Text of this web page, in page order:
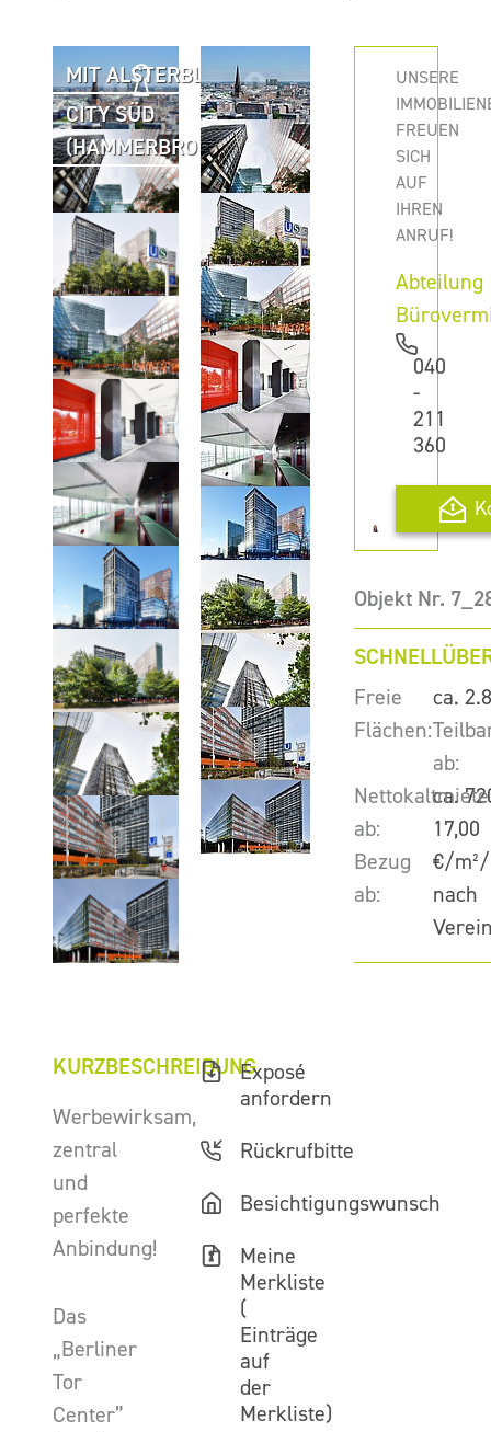
MIT ALSTERBLICK
CITY SÜD
(HAMMERBROOK)
UNSERE
FREUEN
SICH
AUF
IHREN
ANRUF!
Abteilung
040
-
211
360
Objekt Nr.
Freie
Flächen:
ca.
ab:
ca.
Nettokaltmiete
ab:
17,00
€/
Bezug
ab:
nach
KURZBESCHREIBUNG
Werbewirksam,
zentral
und
perfekte
Anbindung!
Das
„Berliner
Tor
Center”
Exposé
anfordern
Rückrufbitte
Besichtigungswunsch
Meine
Merkliste
(
Einträge
auf
der
Merkliste)